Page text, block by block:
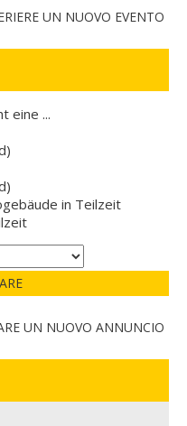
UN NUOVO EVENTO
eine ...
in Teilzeit
UN NUOVO ANNUNCIO